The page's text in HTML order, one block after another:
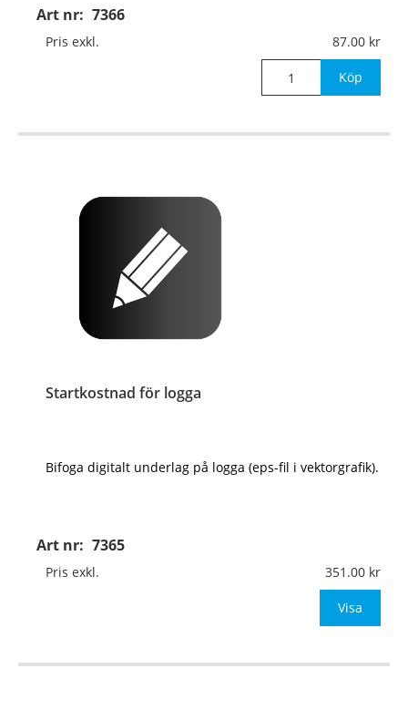
Art nr: 7366
Pris exkl. 87.00
Köp
Startkostnad för logga
Art nr: 7365
Bifoga digitalt underlag på logga (eps-fil i vektorgrafik).
Pris exkl. 351.00
Visa